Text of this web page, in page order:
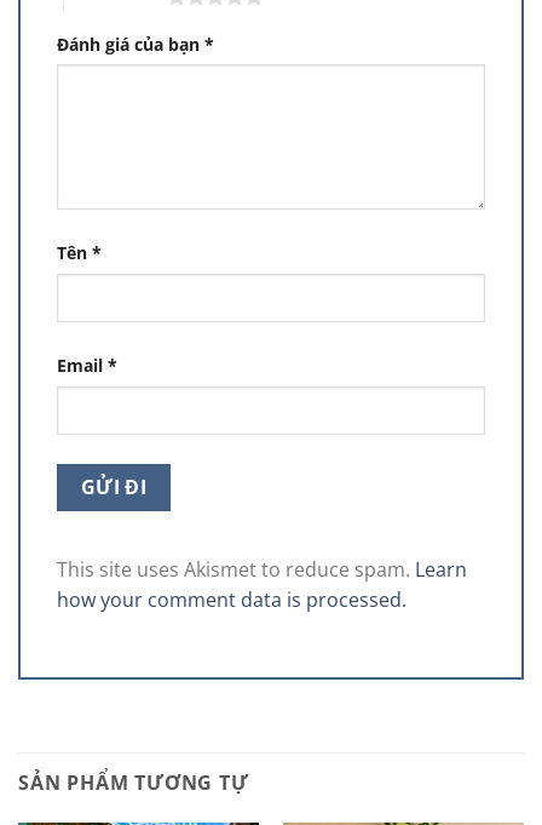
Đánh giá của bạn *
Tên *
Email *
This site uses Akismet to reduce spam. Learn
how your comment data is processed.
SẢN PHẨM TƯƠNG TỰ